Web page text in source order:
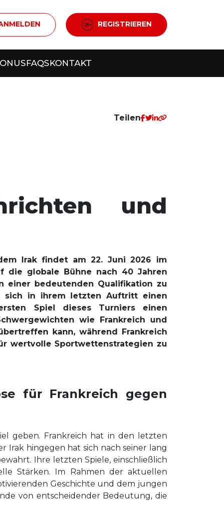
REGISTRIEREN
FAQSKONTAKT
Teilen
und
Irak findet am 22. Juni 2026 im
die globale Bühne nach 40 Jahren
einer bedeutenden Qualifikation zu
sich in ihrem letzten Auftritt einen
Spiel dieses Turniers einen
wie Frankreich und
kann, während Frankreich
wertvolle Sportwettenstrategien zu
für Frankreich gegen
geben. Frankreich hat in den letzten
Irak hingegen hat sich nach seiner lang
Ihre letzten Spiele, einschließlich
Stärken. Im Rahmen der aktuellen
Geschichte und dem jungen
von entscheidender Bedeutung, die